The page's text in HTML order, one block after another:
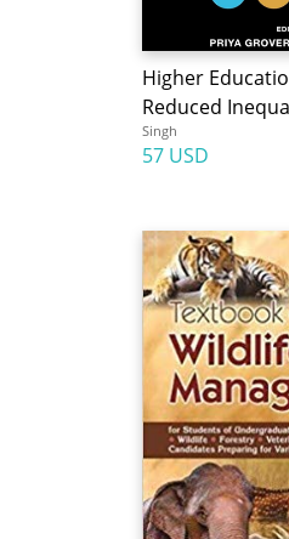
Higher
Reduced
Singh
57 USD